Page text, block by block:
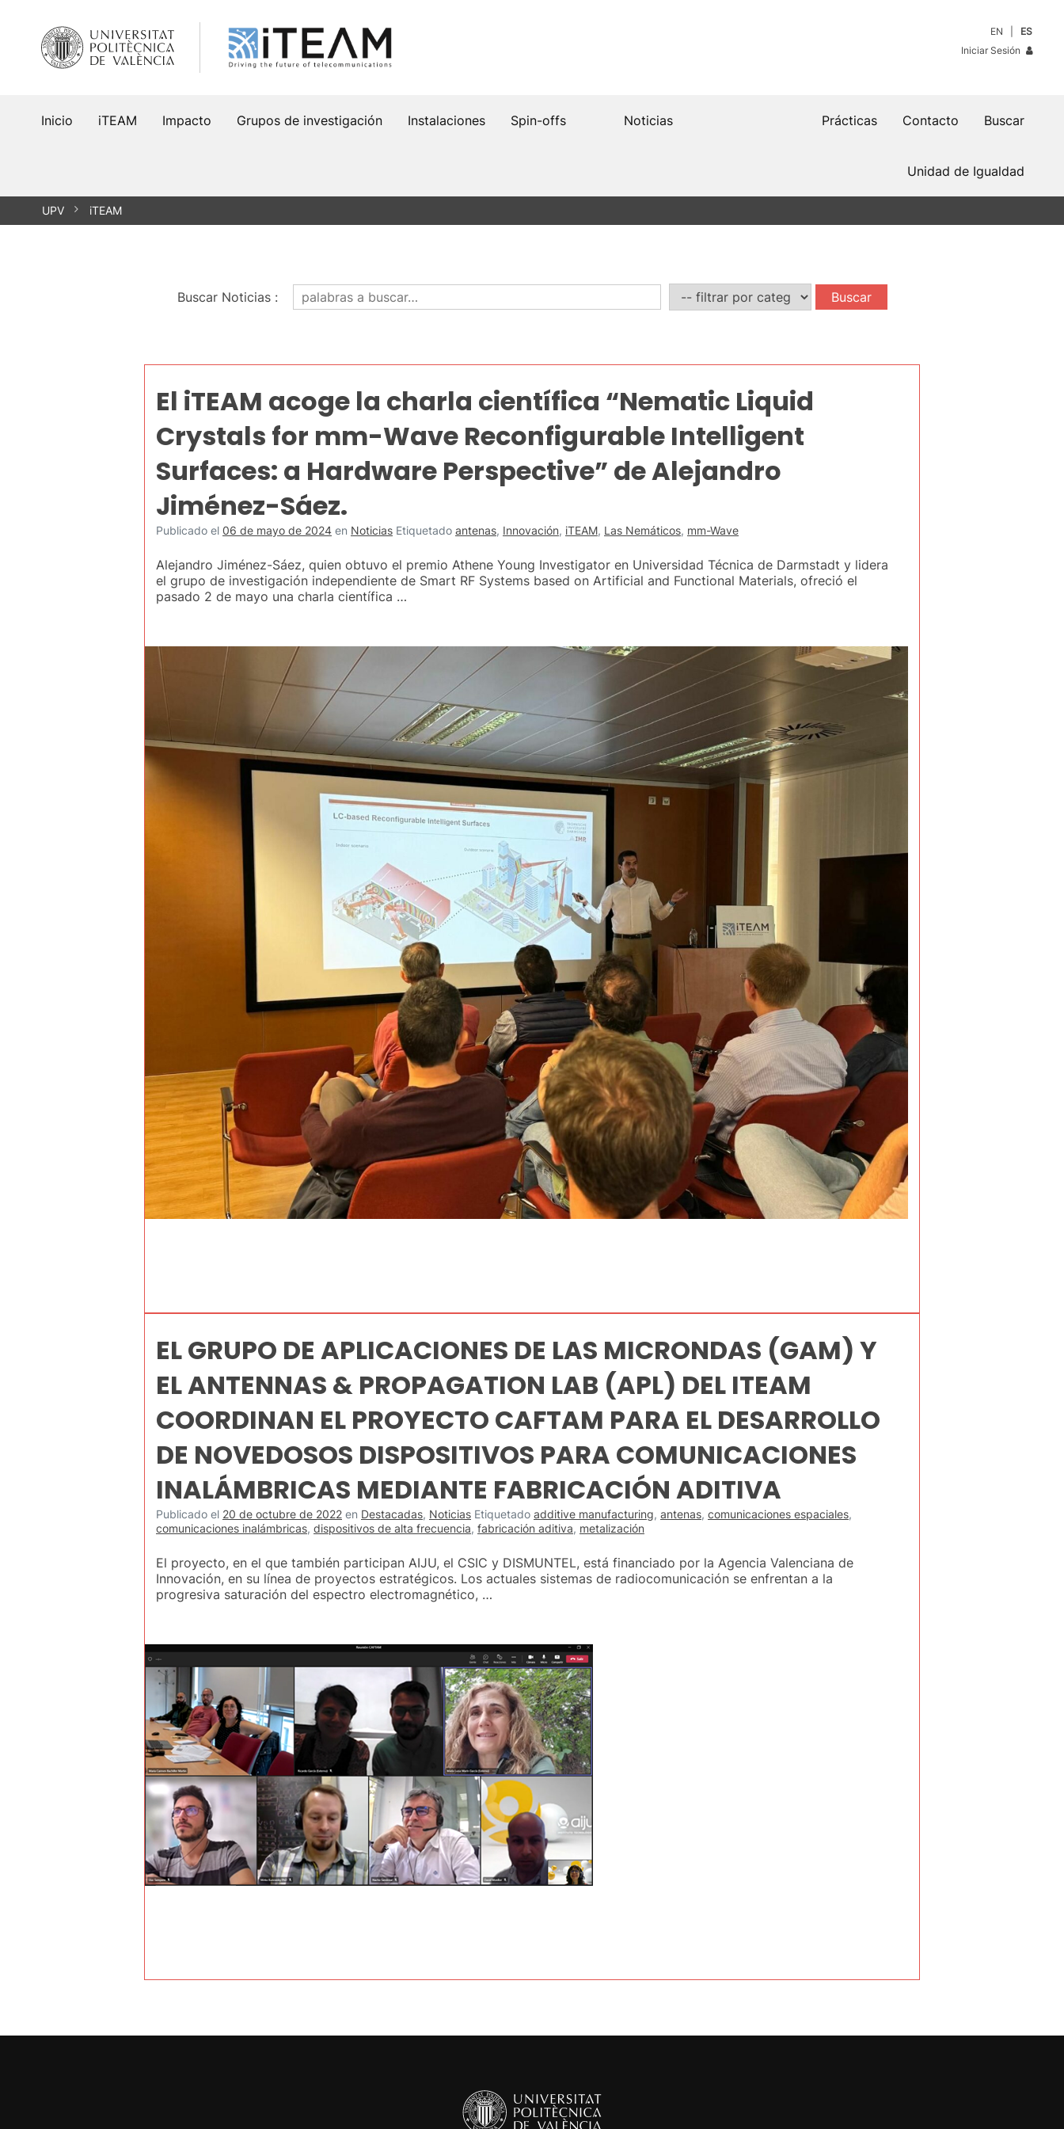
contenido
EN
ES
Iniciar Sesión
Inicio iTEAM Impacto Grupos de investigación Instalaciones Spin-offs Buscar
Contacto
Prácticas
Noticias
Unidad de Igualdad
UPV iTEAM
Buscar Noticias:
El iTEAM acoge la charla científica “Nematic Liquid
Crystals for mm-Wave Reconfigurable Intelligent
Surfaces: a Hardware Perspective” de Alejandro
Jiménez-Sáez.
Publicado el 06 de mayo de 2024 en Noticias Etiquetado antenas, Innovación, iTEAM, Las Nemáticos, mm-Wave
Alejandro Jiménez-Sáez, quien obtuvo el premio Athene Young Investigator en Universidad Técnica de Darmstadt y lidera
el grupo de investigación independiente de Smart RF Systems based on Artificial and Functional Materials, ofreció el
pasado 2 de mayo una charla científica …
EL GRUPO DE APLICACIONES DE LAS MICRONDAS (GAM) Y
EL ANTENNAS & PROPAGATION LAB (APL) DEL ITEAM
COORDINAN EL PROYECTO CAFTAM PARA EL DESARROLLO
DE NOVEDOSOS DISPOSITIVOS PARA COMUNICACIONES
INALÁMBRICAS MEDIANTE FABRICACIÓN ADITIVA
Publicado el 20 de octubre de 2022 en Destacadas, Noticias Etiquetado additive manufacturing, antenas, comunicaciones espaciales,
comunicaciones inalámbricas, dispositivos de alta frecuencia, fabricación aditiva, metalización
El proyecto, en el que también participan AIJU, el CSIC y DISMUNTEL, está financiado por la Agencia Valenciana de
Innovación, en su línea de proyectos estratégicos. Los actuales sistemas de radiocomunicación se enfrentan a la
progresiva saturación del espectro electromagnético, …